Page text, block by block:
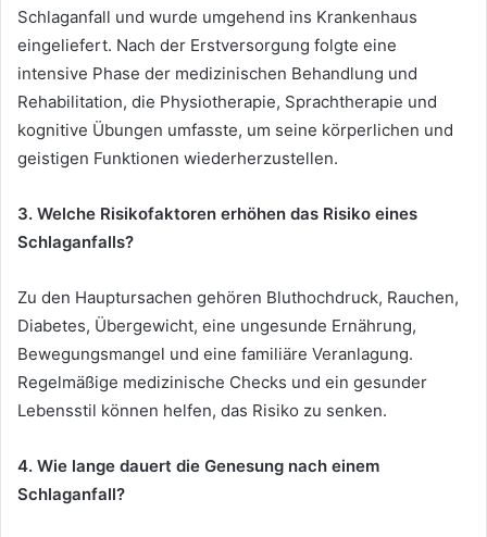
Schlaganfall und wurde umgehend ins Krankenhaus
eingeliefert. Nach der Erstversorgung folgte eine
intensive Phase der medizinischen Behandlung und
Rehabilitation, die Physiotherapie, Sprachtherapie und
kognitive Übungen umfasste, um seine körperlichen und
geistigen Funktionen wiederherzustellen.
3. Welche Risikofaktoren erhöhen das Risiko eines
Schlaganfalls?
Zu den Hauptursachen gehören Bluthochdruck, Rauchen,
Diabetes, Übergewicht, eine ungesunde Ernährung,
Bewegungsmangel und eine familiäre Veranlagung.
Regelmäßige medizinische Checks und ein gesunder
Lebensstil können helfen, das Risiko zu senken.
4. Wie lange dauert die Genesung nach einem
Schlaganfall?